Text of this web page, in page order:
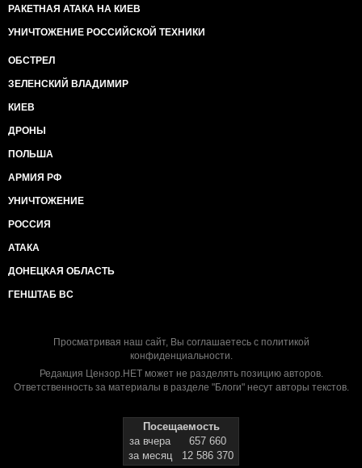
РАКЕТНАЯ АТАКА НА КИЕВ
УНИЧТОЖЕНИЕ РОССИЙСКОЙ ТЕХНИКИ
ОБСТРЕЛ
ЗЕЛЕНСКИЙ ВЛАДИМИР
КИЕВ
ДРОНЫ
ПОЛЬША
АРМИЯ РФ
УНИЧТОЖЕНИЕ
РОССИЯ
АТАКА
ДОНЕЦКАЯ ОБЛАСТЬ
ГЕНШТАБ ВС
Просматривая наш сайт, Вы соглашаетесь с политикой
конфиденциальности.
Редакция Цензор.НЕТ может не разделять позицию авторов.
Ответственность за материалы в разделе "Блоги" несут авторы текстов.
Посещаемость
за вчера
657 660
за месяц
12 586 370